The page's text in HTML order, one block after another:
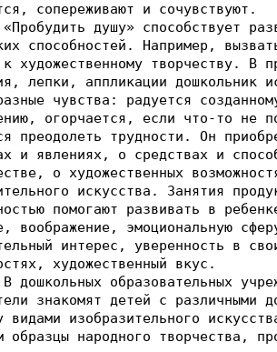
сопереживают и сочувствуют.
душу» способствует
способностей. Например,
к художественному творчеству. В
лепки, аппликации дошкольник
чувства: радуется
огорчается, если что-то не
преодолеть трудности. Он
и явлениях, о средствах и
о художественных
искусства. Занятия
помогают развивать в
воображение, эмоциональную
интерес, уверенность в
художественный вкус.
образовательных
знакомят детей с различными
видами изобразительного
образцы народного творчества,